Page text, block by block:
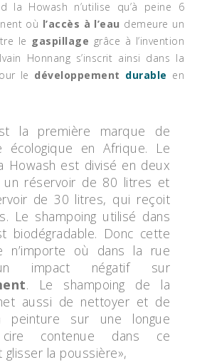
la Howash n’utilise qu’à peine 6
où l’accès à l’eau demeure un
le gaspillage grâce à l’invention
Honnang s’inscrit ainsi dans la
le développement durable en
la première marque de
écologique en Afrique. Le
Howash est divisé en deux
réservoir de 80 litres et
de 30 litres, qui reçoit
Le shampoing utilisé dans
biodégradable. Donc cette
n’importe où dans la rue
impact négatif sur
. Le shampoing de la
aussi de nettoyer et de
peinture sur une longue
contenue dans ce
glisser la poussière»,